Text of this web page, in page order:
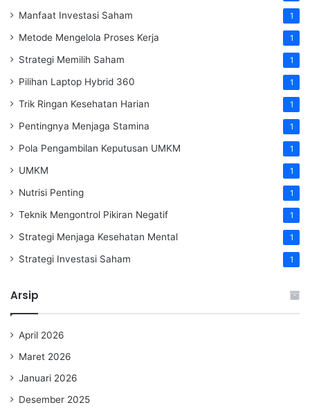
Manfaat Investasi Saham 1
Metode Mengelola Proses Kerja 1
Strategi Memilih Saham 1
Pilihan Laptop Hybrid 360 1
Trik Ringan Kesehatan Harian 1
Pentingnya Menjaga Stamina 1
Pola Pengambilan Keputusan UMKM 1
UMKM 1
Nutrisi Penting 1
Teknik Mengontrol Pikiran Negatif 1
Strategi Menjaga Kesehatan Mental 1
Strategi Investasi Saham 1
Arsip
April 2026
Maret 2026
Januari 2026
Desember 2025